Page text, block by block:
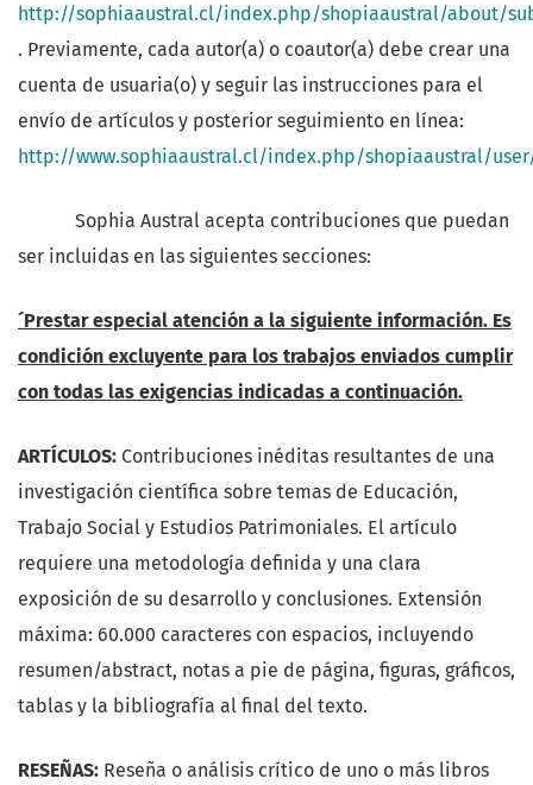
http://sophiaaustral.cl/index.php/shopiaaustral/about/
. Previamente, cada autor(a) o coautor(a) debe crear una
cuenta de usuaria(o) y seguir las instrucciones para el
envío de artículos y posterior seguimiento en línea:
http://www.sophiaaustral.cl/index.php/shopiaaustral/
Sophia Austral acepta contribuciones que puedan
ser incluidas en las siguientes secciones:
´Prestar especial atención a la siguiente información. Es
condición excluyente para los trabajos enviados cumplir
con todas las exigencias indicadas a continuación.
ARTÍCULOS: Contribuciones inéditas resultantes de una
investigación científica sobre temas de Educación,
Trabajo Social y Estudios Patrimoniales. El artículo
requiere una metodología definida y una clara
exposición de su desarrollo y conclusiones. Extensión
máxima: 60.000 caracteres con espacios, incluyendo
resumen/abstract, notas a pie de página, figuras, gráficos,
tablas y la bibliografía al final del texto.
RESEÑAS: Reseña o análisis crítico de uno o más libros